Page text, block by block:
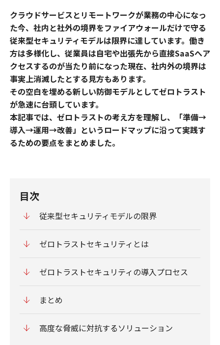
クラウドサービスとリモートワークが業務の中心になっ
た今、社内と社外の境界をファイアウォールだけで守る
従来型セキュリティモデルは限界に達しています。働き
方は多様化し、従業員は自宅や出張先から直接SaaSへア
クセスするのが当たり前になった現在、社内外の境界は
事実上消滅したとする見方もあります。
その空白を埋める新しい防御モデルとしてゼロトラスト
が急速に台頭しています。
本記事では、ゼロトラストの考え方を理解し、「準備→
導入→運用→改善」というロードマップに沿って実践す
るための要点をまとめました。
目次
従来型セキュリティモデルの限界
ゼロトラストセキュリティとは
ゼロトラストセキュリティの導入プロセス
まとめ
高度な脅威に対抗するソリューション